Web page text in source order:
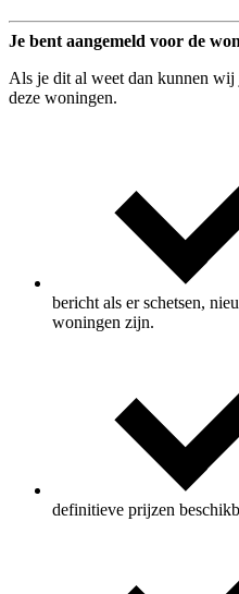
Je bent aangemeld voor de
Als je dit al weet dan kunnen wij
deze woningen.
bericht als er schetsen,
woningen zijn.
definitieve prijzen